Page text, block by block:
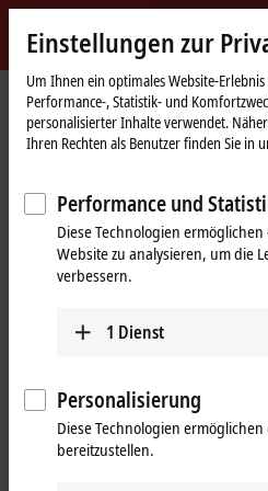
Beckhoff
-
New
Automation
Technology
StartseiteUnternehmen
News
Mit Klick auf "Akzeptieren" zeigen
Einstellung zur Privatsphäre an,
Vimeo geladen. Beachten
Einstellungen zur
Um Ihnen ein optimales Website-
Performance-, Statistik- und
personalisierter Inhalte verwendet.
Ihren Rechten als Benutzer finden Sie in
Performance und
Diese Technologien
Website zu analysieren, um die
verbessern.
1 Dienst
Personalisierung
Diese Technologien
bereitzustellen.